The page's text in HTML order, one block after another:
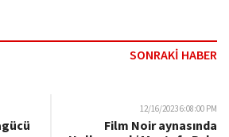
SONRAKİ HABER
12/16/2023 6:08:00 PM
Film Noir aynasında